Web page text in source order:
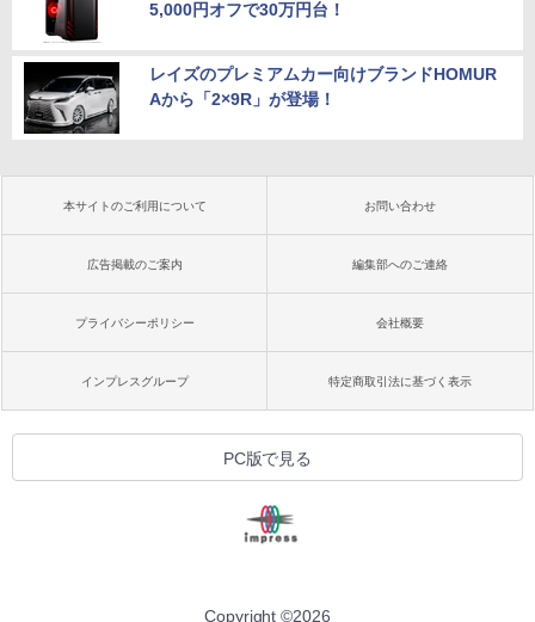
5,000円オフで30万円台！
レイズのプレミアムカー向けブランドHOMUR
Aから「2×9R」が登場！
本サイトのご利用について お問い合わせ
広告掲載のご案内 編集部へのご連絡
プライバシーポリシー 会社概要
インプレスグループ 特定商取引法に基づく表示
PC版で見る
Copyright ©2026